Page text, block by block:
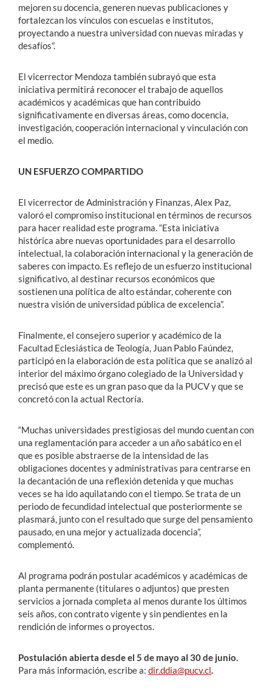
mejoren su docencia, generen nuevas publicaciones y
fortalezcan los vínculos con escuelas e institutos,
proyectando a nuestra universidad con nuevas miradas y
desafíos”.
El vicerrector Mendoza también subrayó que esta
iniciativa permitirá reconocer el trabajo de aquellos
académicos y académicas que han contribuido
significativamente en diversas áreas, como docencia,
investigación, cooperación internacional y vinculación con
el medio.
UN ESFUERZO COMPARTIDO
El vicerrector de Administración y Finanzas, Alex Paz,
valoró el compromiso institucional en términos de recursos
para hacer realidad este programa. “Esta iniciativa
histórica abre nuevas oportunidades para el desarrollo
intelectual, la colaboración internacional y la generación de
saberes con impacto. Es reflejo de un esfuerzo institucional
significativo, al destinar recursos económicos que
sostienen una política de alto estándar, coherente con
nuestra visión de universidad pública de excelencia”.
Finalmente, el consejero superior y académico de la
Facultad Eclesiástica de Teología, Juan Pablo Faúndez,
participó en la elaboración de esta política que se analizó al
interior del máximo órgano colegiado de la Universidad y
precisó que este es un gran paso que da la PUCV y que se
concretó con la actual Rectoría.
“Muchas universidades prestigiosas del mundo cuentan con
una reglamentación para acceder a un año sabático en el
que es posible abstraerse de la intensidad de las
obligaciones docentes y administrativas para centrarse en
la decantación de una reflexión detenida y que muchas
veces se ha ido aquilatando con el tiempo. Se trata de un
periodo de fecundidad intelectual que posteriormente se
plasmará, junto con el resultado que surge del pensamiento
pausado, en una mejor y actualizada docencia”,
complementó.
Al programa podrán postular académicos y académicas de
planta permanente (titulares o adjuntos) que presten
servicios a jornada completa al menos durante los últimos
seis años, con contrato vigente y sin pendientes en la
rendición de informes o proyectos.
Postulación abierta desde el 5 de mayo al 30 de junio.
Para más información, escribe a: dir.ddia@pucv.cl